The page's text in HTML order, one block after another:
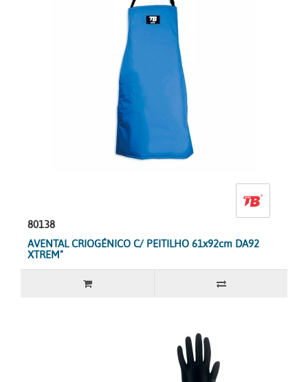
80138
AVENTAL CRIOGÉNICO C/ PEITILHO 61x92cm DA92
XTREM"